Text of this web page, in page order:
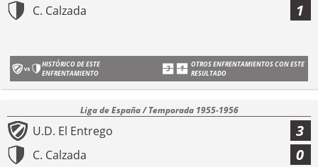
C. Calzada 1
HISTÓRICO DE ESTE
ENFRENTAMIENTO
OTROS ENFRENTAMIENTOS CON ESTE
RESULTADO
Liga de España / Temporada 1955-1956
U.D. El Entrego 3
C. Calzada 0